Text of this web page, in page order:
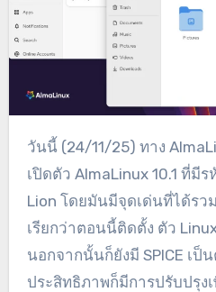
วันนี้ (24/11/25) ทาง AlmaLinux OS Foundation ได้
เปิดตัว AlmaLinux 10.1 ที่มี
Lion โดยมันมีจุดเด่นที่ได้รว
เรียกว่าตอนนี้ติดตั้ง ตัว
นอกจากนั้นก็ยังมี SPICE เ
ประสิทธิภาพก็มีการปรับปรุง